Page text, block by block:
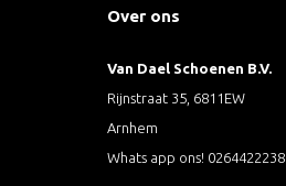
Over ons
Van Dael Schoenen B.V.
Rijnstraat 35, 6811EW
Arnhem
Whats app ons! 0264422238